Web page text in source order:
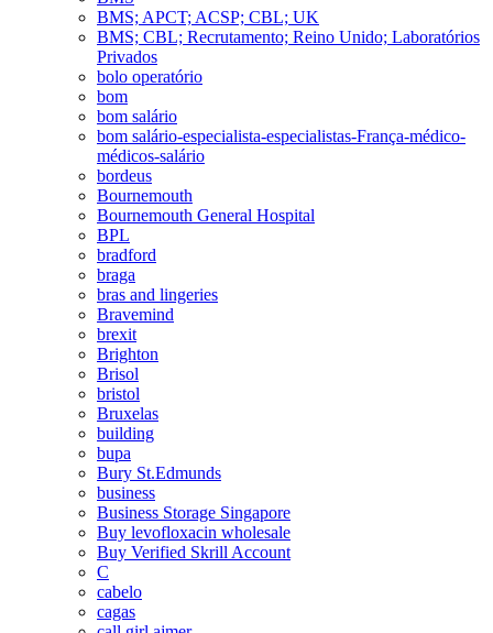
BMS; APCT; ACSP; CBL; UK
BMS; CBL; Recrutamento; Reino Unido; Laboratórios
Privados
bolo operatório
bom
bom salário
bom salário-especialista-especialistas-França-médico-
médicos-salário
bordeus
Bournemouth
Bournemouth General Hospital
BPL
bradford
braga
bras and lingeries
Bravemind
brexit
Brighton
Brisol
bristol
Bruxelas
building
bupa
Bury St.Edmunds
business
Business Storage Singapore
Buy levofloxacin wholesale
Buy Verified Skrill Account
C
cabelo
cagas